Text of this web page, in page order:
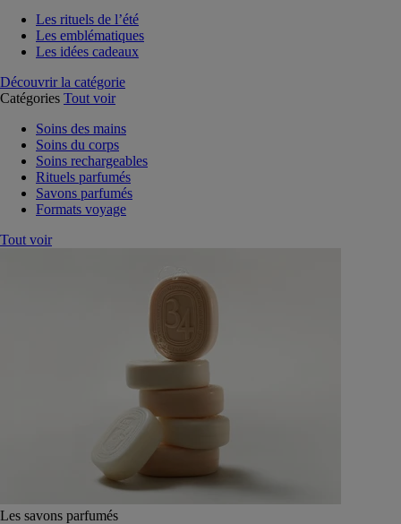
Les rituels de l’été
Les emblématiques
Les idées cadeaux
Découvrir la catégorie
Catégories Tout voir
Soins des mains
Soins du corps
Soins rechargeables
Rituels parfumés
Savons parfumés
Formats voyage
Tout voir
Les savons parfumés